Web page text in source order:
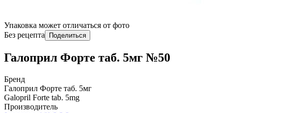
Упаковка может отличаться от фото
Без рецепта
Поделиться
Галоприл Форте таб. 5мг №50
Бренд
Галоприл Форте таб. 5мг
Galopril Forte tab. 5mg
Производитель